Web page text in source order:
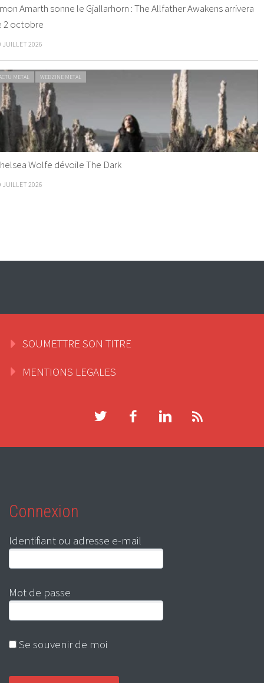
Amarth sonne le Gjallarhorn : The Allfather Awakens arrivera
2 octobre
JUILLET 2026
METAL WEBZINE METAL
Wolfe dévoile The Dark
JUILLET 2026
SOUMETTRE SON TITRE
MENTIONS LEGALES
Connexion
Identifiant ou adresse e-mail
Mot de passe
Se souvenir de moi